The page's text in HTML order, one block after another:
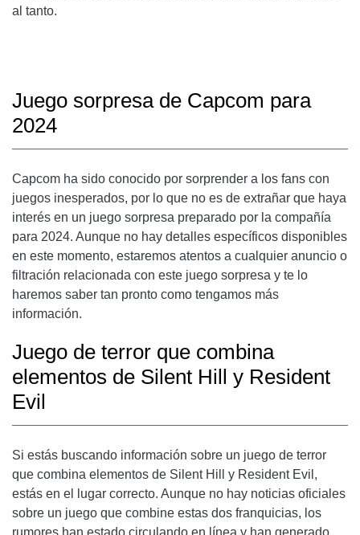
al tanto.
Juego sorpresa de Capcom para
2024
Capcom ha sido conocido por sorprender a los fans con
juegos inesperados, por lo que no es de extrañar que haya
interés en un juego sorpresa preparado por la compañía
para 2024. Aunque no hay detalles específicos disponibles
en este momento, estaremos atentos a cualquier anuncio o
filtración relacionada con este juego sorpresa y te lo
haremos saber tan pronto como tengamos más
información.
Juego de terror que combina
elementos de Silent Hill y Resident
Evil
Si estás buscando información sobre un juego de terror
que combina elementos de Silent Hill y Resident Evil,
estás en el lugar correcto. Aunque no hay noticias oficiales
sobre un juego que combine estas dos franquicias, los